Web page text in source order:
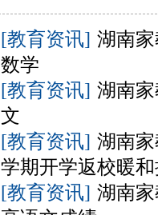
[教育资讯] 湖南
数学
[教育资讯] 湖南
文
[教育资讯] 湖南
学期开学返校暖
[教育资讯] 湖南